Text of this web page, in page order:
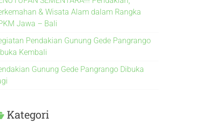
& Wisata Alam dalam Rangka
Jawa – Bali
Pendakian Gunung Gede Pangrango
Kembali
Gunung Gede Pangrango Dibuka
Kategori